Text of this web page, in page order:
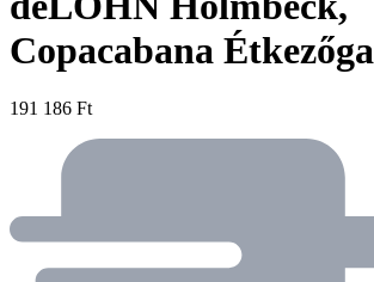
Copacabana
191 186 Ft